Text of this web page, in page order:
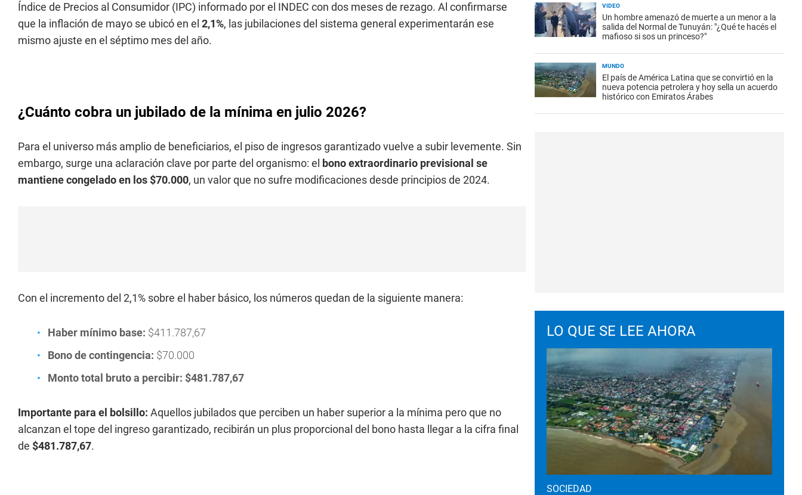
Índice de Precios al Consumidor (IPC) informado por el INDEC con dos meses de rezago. Al confirmarse
que la inflación de mayo se ubicó en el 2,1%, las jubilaciones del sistema general experimentarán ese
mismo ajuste en el séptimo mes del año.
¿Cuánto cobra un jubilado de la mínima en julio 2026?
Para el universo más amplio de beneficiarios, el piso de ingresos garantizado vuelve a subir levemente. Sin
embargo, surge una aclaración clave por parte del organismo: el bono extraordinario previsional se
mantiene congelado en los $70.000, un valor que no sufre modificaciones desde principios de 2024.
Con el incremento del 2,1% sobre el haber básico, los números quedan de la siguiente manera:
Haber mínimo base: $411.787,67
Bono de contingencia: $70.000
Monto total bruto a percibir: $481.787,67
Importante para el bolsillo: Aquellos jubilados que perciben un haber superior a la mínima pero que no
alcanzan el tope del ingreso garantizado, recibirán un plus proporcional del bono hasta llegar a la cifra final
de $481.787,67.
VIDEO
Un hombre amenazó de muerte a un menor a la
salida del Normal de Tunuyán: "¿Qué te hacés el
mafioso si sos un princeso?"
MUNDO
El país de América Latina que se convirtió en la
nueva potencia petrolera y hoy sella un acuerdo
histórico con Emiratos Árabes
LO QUE SE LEE AHORA
SOCIEDAD